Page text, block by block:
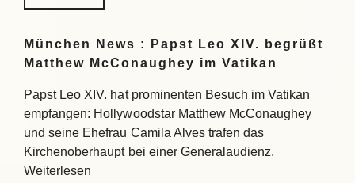
München News : Papst Leo XIV. begrüßt
Matthew McConaughey im Vatikan
Papst Leo XIV. hat prominenten Besuch im Vatikan
empfangen: Hollywoodstar Matthew McConaughey
und seine Ehefrau Camila Alves trafen das
Kirchenoberhaupt bei einer Generalaudienz.
Weiterlesen